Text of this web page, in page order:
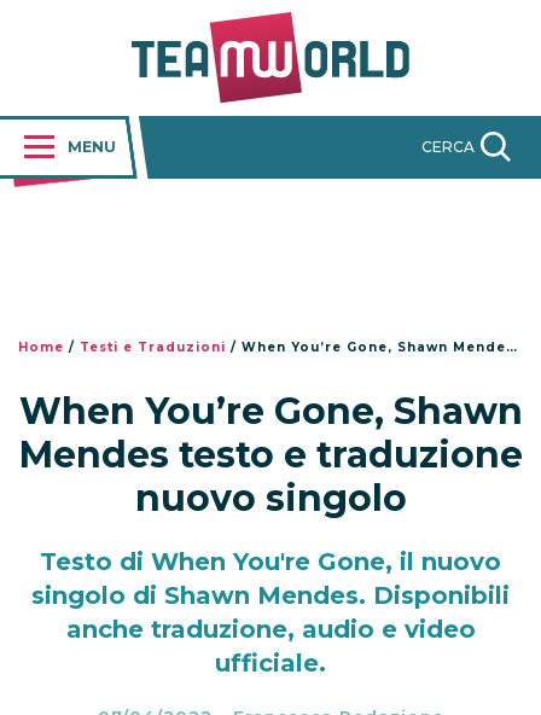
MENU CERCA
Home / Testi e Traduzioni / When You’re Gone, Shawn Mendes testo e traduzione nuovo singolo
When You’re Gone, Shawn
Mendes testo e traduzione
nuovo singolo
Testo di When You're Gone, il nuovo
singolo di Shawn Mendes. Disponibili
anche traduzione, audio e video
ufficiale.